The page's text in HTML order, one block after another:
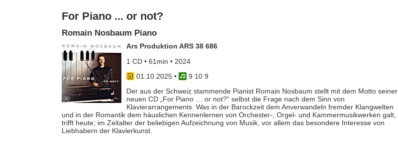
For Piano ... or not?
Romain Nosbaum Piano
Ars Produktion ARS 38 686
1 CD • 61min • 2024
01.10.2025•
9 10 9
Der aus der Schweiz stammende Pianist Romain Nosbaum stellt mit dem Motto seiner
neuen CD „For Piano … or not?“ selbst die Frage nach dem Sinn von
Klavierarrangements. Was in der Barockzeit dem Anverwandeln fremder Klangwelten
und in der Romantik dem häuslichen Kennenlernen von Orchester-, Orgel- und Kammermusikwerken galt,
trifft heute, im Zeitalter der beliebigen Aufzeichnung von Musik, vor allem das besondere Interesse von
Liebhabern der Klavierkunst.